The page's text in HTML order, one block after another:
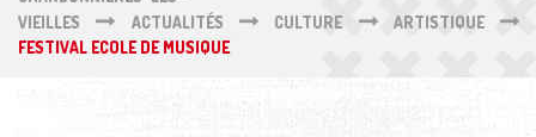
VIEILLES
ACTUALITÉS CULTURE
ARTISTIQUE
FESTIVAL ECOLE DE MUSIQUE